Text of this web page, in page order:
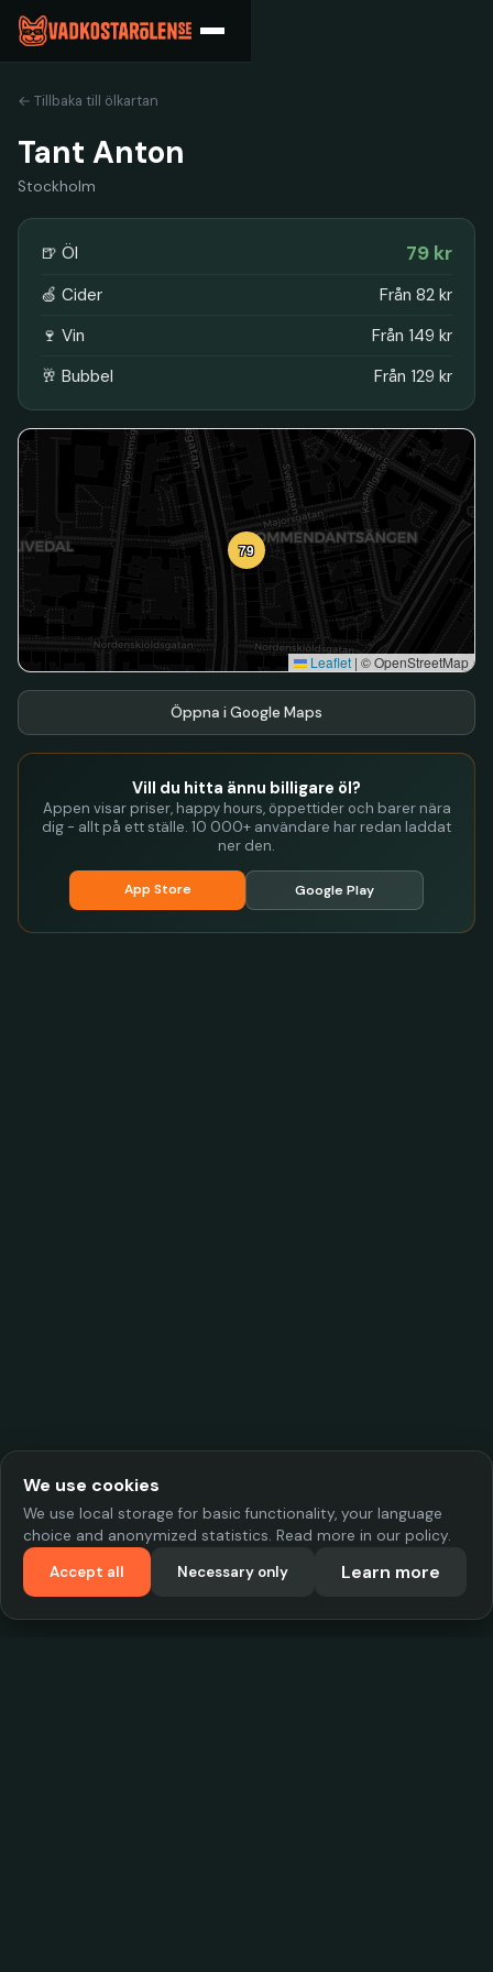
← Tillbaka till ölkartan
Tant Anton
Stockholm
🍺 Öl 79 kr
🍏 Cider
Från 82 kr
🍷 Vin
Från 149 kr
🥂 Bubbel
Från 129 kr
79
Leaflet | © OpenStreetMap
Öppna i Google Maps
Vill du hitta ännu billigare öl?
Appen visar priser, happy hours, öppettider och barer nära
dig - allt på ett ställe. 10 000+ användare har redan laddat
ner den.
App Store Google Play
We use cookies
We use local storage for basic functionality, your language
choice and anonymized statistics. Read more in our policy.
Accept all
Necessary only Learn more